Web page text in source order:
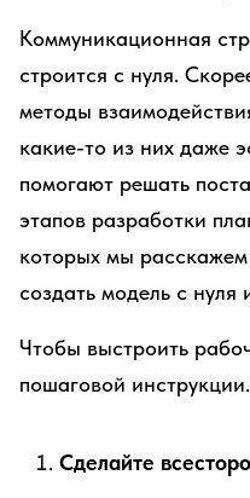
Коммуникационная
строится с нуля.
методы
какие-то из них даже
помогают решать
этапов разработки
которых мы расскажем
создать модель с нуля
Чтобы выстроить
пошаговой инструкции.
Сделайте